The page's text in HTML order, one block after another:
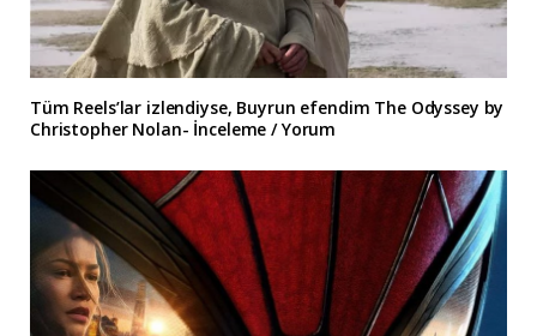
Tüm Reels’lar izlendiyse, Buyrun efendim The Odyssey by
Christopher Nolan- İnceleme / Yorum